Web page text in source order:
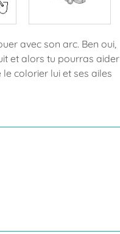
avec son arc. Ben oui,
et alors tu pourras aider
colorier lui et ses ailes